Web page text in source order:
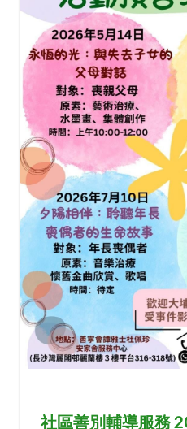
社區善別輔導服務